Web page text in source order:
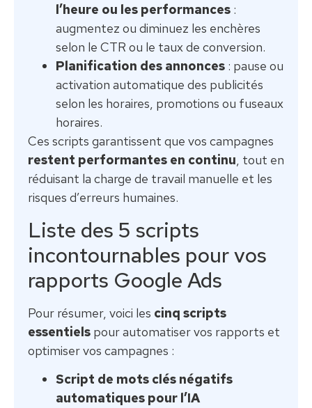
l’heure ou les performances :
augmentez ou diminuez les enchères
selon le CTR ou le taux de conversion.
Planification des annonces : pause ou
activation automatique des publicités
selon les horaires, promotions ou fuseaux
horaires.
Ces scripts garantissent que vos campagnes
restent performantes en continu, tout en
réduisant la charge de travail manuelle et les
risques d’erreurs humaines.
Liste des 5 scripts
incontournables pour vos
rapports Google Ads
Pour résumer, voici les cinq scripts
essentiels pour automatiser vos rapports et
optimiser vos campagnes :
Script de mots clés négatifs
automatiques pour l’IA